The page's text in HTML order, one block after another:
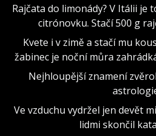
Rajčata do limonády? V Itálii je
citrónovku. Stačí 500 g
Kvete i v zimě a stačí mu
žabinec je noční můra
Nejhloupější znamení
Ve vzduchu vydržel jen devět
lidmi skončil